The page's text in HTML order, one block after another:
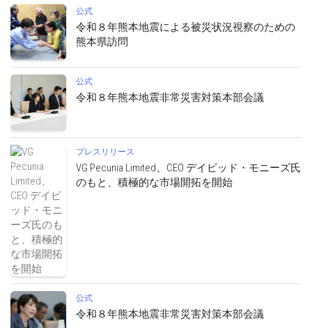
公式
令和８年熊本地震による被災状況視察のための
熊本県訪問
公式
令和８年熊本地震非常災害対策本部会議
プレスリリース
VG Pecunia Limited、CEO デイビッド・モニーズ氏
のもと、積極的な市場開拓を開始
公式
令和８年熊本地震非常災害対策本部会議